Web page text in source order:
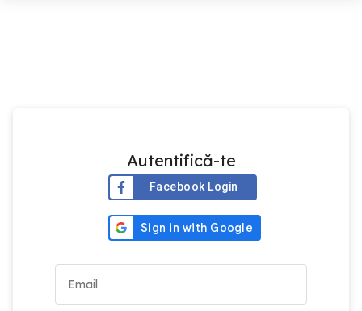
Autentifică-te
Facebook Login